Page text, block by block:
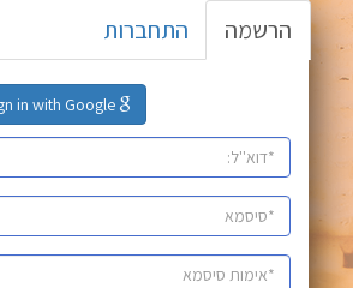
הרשמה התחברות
Sign in with Google